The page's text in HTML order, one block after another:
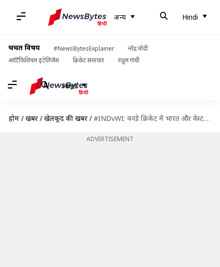
अन्य Hindi
चर्चित विषय #NewsBytesExplainer
नरेंद्र मोदी
आर्टिफिशियल इंटेलिजेंस
क्रिकेट समाचार राहुल गांधी
Hindi
होम / खबरें / खेलकूद की खबरें / #INDvWI: वनडे क्रिकेट में भारत और वेस्टइंडीज के आंकड़े और हेड-टू-हेड रिकॉर्ड
ADVERTISEMENT